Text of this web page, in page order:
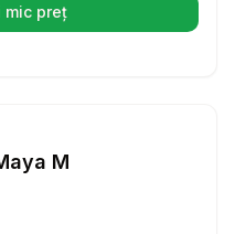
mic preț
deschide într-o filă nouă)
M